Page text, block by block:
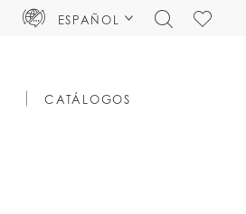
ESPAÑOL
TOGGLECHECK
CATÁLOGOS